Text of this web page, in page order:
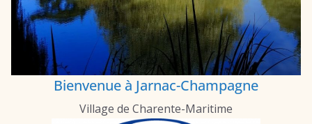
Bienvenue à Jarnac-Champagne
Village de Charente-Maritime